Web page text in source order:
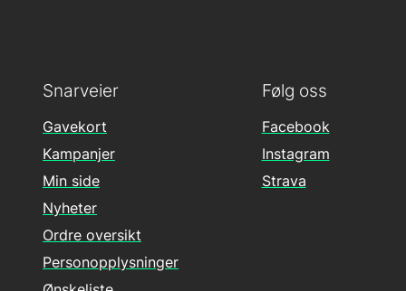
Følg oss
Facebook
Instagram
Strava
Snarveier
Gavekort
Kampanjer
Min side
Nyheter
Ordre oversikt
Personopplysninger